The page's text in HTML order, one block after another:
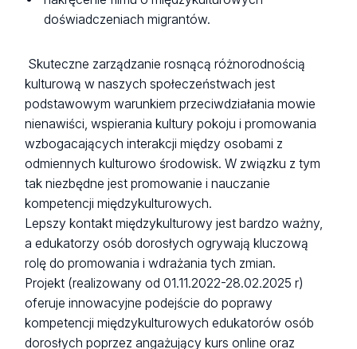
doświadczeniach migrantów.
Skuteczne zarządzanie rosnącą różnorodnością
kulturową w naszych społeczeństwach jest
podstawowym warunkiem przeciwdziałania mowie
nienawiści, wspierania kultury pokoju i promowania
wzbogacających interakcji między osobami z
odmiennych kulturowo środowisk. W związku z tym
tak niezbędne jest promowanie i nauczanie
kompetencji międzykulturowych.
Lepszy kontakt międzykulturowy jest bardzo ważny,
a edukatorzy osób dorosłych ogrywają kluczową
rolę do promowania i wdrażania tych zmian.
Projekt (realizowany od 01.11.2022-28.02.2025 r)
oferuje innowacyjne podejście do poprawy
kompetencji międzykulturowych edukatorów osób
dorosłych poprzez angażujący kurs online oraz